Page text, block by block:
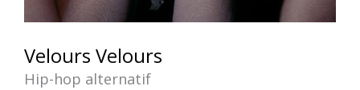
Velours Velours
Hip-hop alternatif